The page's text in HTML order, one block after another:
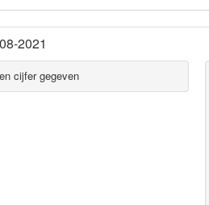
2021
cijfer gegeven